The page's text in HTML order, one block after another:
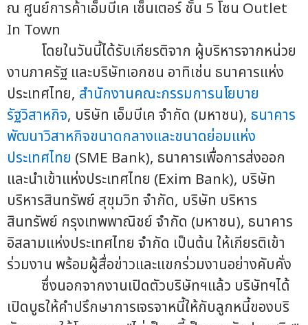
ณ ศูนย์การค้าเอ็มบีเค เซ็นเตอร์ ชั้น 5 โซน Outlet
In Town
โดยในวันนี้ได้รับเกียรติจาก ผู้บริหารจากหน่วย
งานภาครัฐ และบริษัทเอกชน อาทิเช่น ธนาคารแห่ง
ประเทศไทย, สำนักงานคณะกรรมการนโยบาย
รัฐวิสาหกิจ, บริษัท เอ็มบีเค จำกัด (มหาชน), ธนาคาร
พัฒนาวิสาหกิจขนาดกลางและขนาดย่อมแห่ง
ประเทศไทย (SME Bank), ธนาคารเพื่อการส่งออก
และนำเข้าแห่งประเทศไทย (Exim Bank), บริษัท
บริหารสินทรัพย์ สุขุมวิท จำกัด, บริษัท บริหาร
สินทรัพย์ กรุงเทพพาณิชย์ จำกัด (มหาชน), ธนาคาร
อิสลามแห่งประเทศไทย จำกัด เป็นต้น ให้เกียรติเข้า
ร่วมงาน พร้อมผู้สื่อข่าวและแขกร่วมงานอย่างคับคั่ง
ซึ่งนอกจากงานเปิดตัวบริษัทฯแล้ว บริษัทฯได้
เปิดบูธให้คำปรึกษาการเจรจาหนี้ให้กับลูกหนี้ของบริ